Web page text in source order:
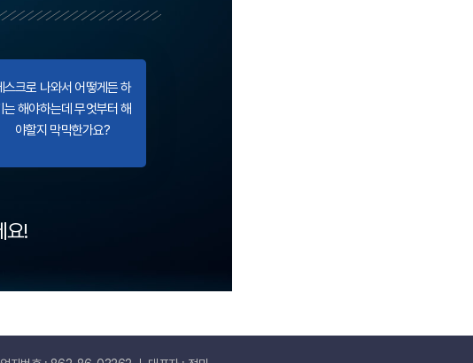
스크로 나와서 어떻게든 하
는 해야하는데 무엇부터 해
야할지 막막한가요?
요!